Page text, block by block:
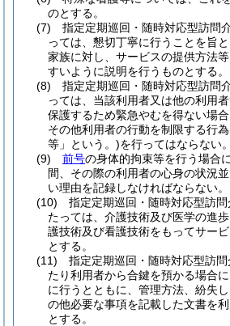
のとする。
(7)
指定定期巡回・随時対応型訪問
っては、懇切丁寧に行うことを旨
家族に対し、サービスの提供方法
すいように説明を行うものとする。
(8)
指定定期巡回・随時対応型訪問
っては、当該利用者又は他の利用
保護するため緊急やむを得ない場
その他利用者の行動を制限する行為
等」という。)を行ってはならない。
(9)
前号の身体的拘束等を行う場合
間、その際の利用者の心身の状況
い理由を記録しなければならない。
(10)
指定定期巡回・随時対応型訪
たっては、介護技術及び医学の進
護技術及び看護技術をもってサー
とする。
(11)
指定定期巡回・随時対応型訪
たり利用者から合鍵を預かる場合
に行うとともに、管理方法、紛失
の他必要な事項を記載した文書を
とする。